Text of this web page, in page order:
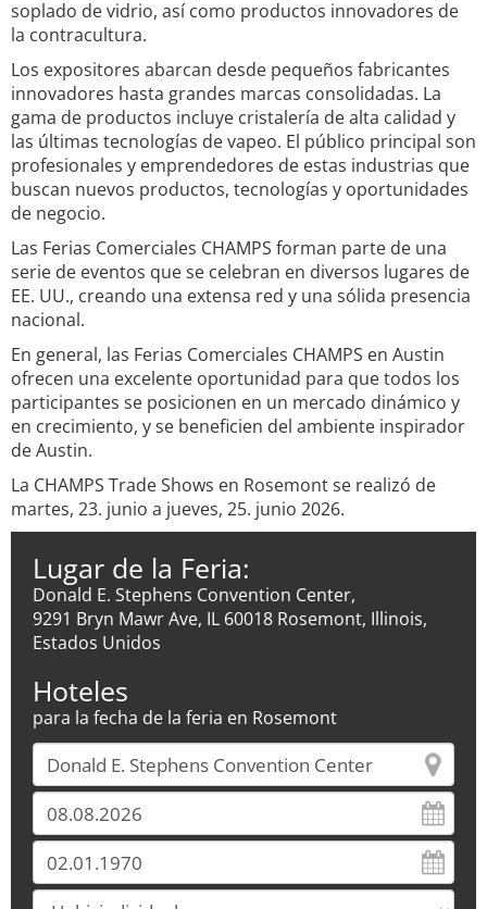
soplado de vidrio, así como productos innovadores de
la contracultura.
Los expositores abarcan desde pequeños fabricantes
innovadores hasta grandes marcas consolidadas. La
gama de productos incluye cristalería de alta calidad y
las últimas tecnologías de vapeo. El público principal son
profesionales y emprendedores de estas industrias que
buscan nuevos productos, tecnologías y oportunidades
de negocio.
Las Ferias Comerciales CHAMPS forman parte de una
serie de eventos que se celebran en diversos lugares de
EE. UU., creando una extensa red y una sólida presencia
nacional.
En general, las Ferias Comerciales CHAMPS en Austin
ofrecen una excelente oportunidad para que todos los
participantes se posicionen en un mercado dinámico y
en crecimiento, y se beneficien del ambiente inspirador
de Austin.
La CHAMPS Trade Shows en Rosemont se realizó de
martes, 23. junio a jueves, 25. junio 2026.
Lugar de la Feria:
Donald E. Stephens Convention Center,
9291 Bryn Mawr Ave, IL 60018 Rosemont, Illinois,
Estados Unidos
Hoteles
para la fecha de la feria en Rosemont